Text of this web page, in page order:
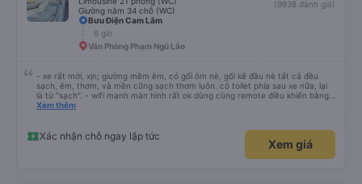
Giường nằm 34 chỗ (WC)
(9938 đánh giá)
Bưu Điện Cam Lâm
6 giờ
Văn Phòng Phạm Ngũ Lão
- xe rất mới, xịn; giường mềm êm, có gối ôm nè, gối kê đầu nè tất cả đều
sạch, êm, thơm, và mền cũng sạch thơm luôn. có toilet phía sau xe nữa, lại
là từ "sạch". - wifi mạnh màn hình rất ok dùng cùng remote điều khiển bằng
giọng nói rất mượt khi xem youtube và netflix đc cài sẵn. đáng giá tiền nhen.
đi đều đúng giờ, bên cạnh là nhân viên phát loa thông báo chuyến xe rất là
chi tiết và tận tình, lịch sự chứ ko nạt nộ hay to tiếng khó chịu khi khách hỏi
Xem thêm
Xác nhận chỗ ngay lập tức
Xem giá